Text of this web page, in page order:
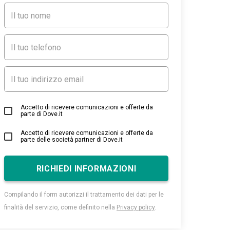
Accetto di ricevere comunicazioni e offerte da
parte di Dove.it
Accetto di ricevere comunicazioni e offerte da
parte delle società partner di Dove.it
RICHIEDI INFORMAZIONI
Compilando il form autorizzi il trattamento dei dati per le
finalità del servizio, come definito nella Privacy policy.